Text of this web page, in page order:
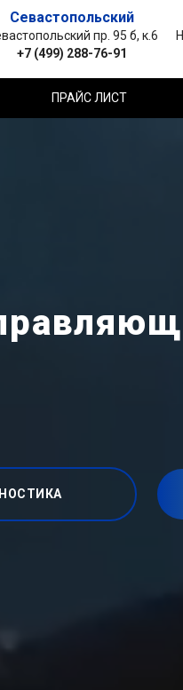
Севастопольский
пр. 95 б, к.6
+7 (499) 288-76-91
ПРАЙС ЛИСТ